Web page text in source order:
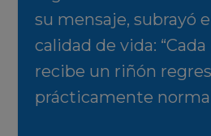
su mensaje, subrayó
calidad de vida:
recibe un riñón
prácticamente